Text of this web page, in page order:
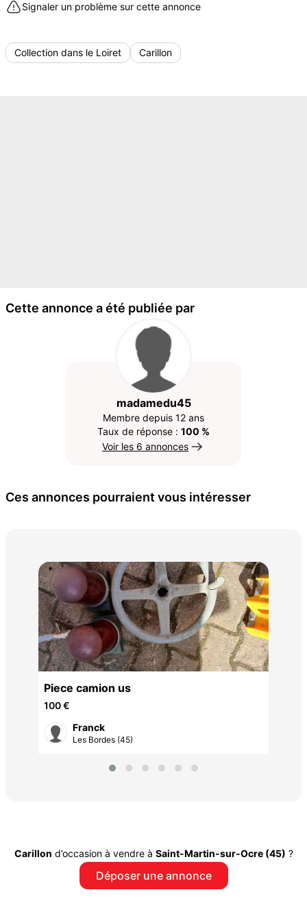
Signaler un problème sur cette annonce
Collection dans le Loiret Carillon
Cette annonce a été publiée par
madamedu45
Membre depuis 12 ans
Taux de réponse : 100 %
Voir les 6 annonces
Ces annonces pourraient vous intéresser
Piece camion us
100 €
Franck
Les Bordes (45)
Carillon d’occasion à vendre à Saint-Martin-sur-Ocre (45) ?
Déposer une annonce